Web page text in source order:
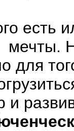
есть
мечты.
для
и